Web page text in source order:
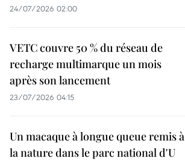
24/07/2026 02:00
VETC couvre 50 % du réseau de
recharge multimarque un mois
après son lancement
23/07/2026 04:15
Un macaque à longue queue remis à
la nature dans le parc national d'U